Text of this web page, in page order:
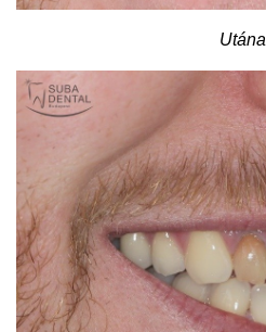
Utána